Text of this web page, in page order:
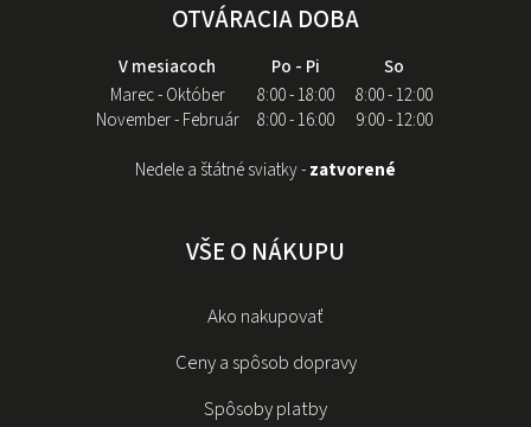
OTVÁRACIA DOBA
V mesiacoch Po - Pi
So
Marec - Október
8:00 - 18:00
8:00 - 12:00
November - Február
8:00 - 16:00
9:00 - 12:00
Nedele a štátné sviatky -zatvorené
VŠE O NÁKUPU
Ako nakupovať
Ceny a spôsob dopravy
Spôsoby platby